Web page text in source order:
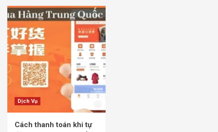
Dịch Vụ
Cách thanh toán khi tự